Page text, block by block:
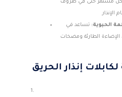
مستمر حتى في ظروف
الحيوية: تساعد في
الطارئة ومضخات
إنذار الحريق